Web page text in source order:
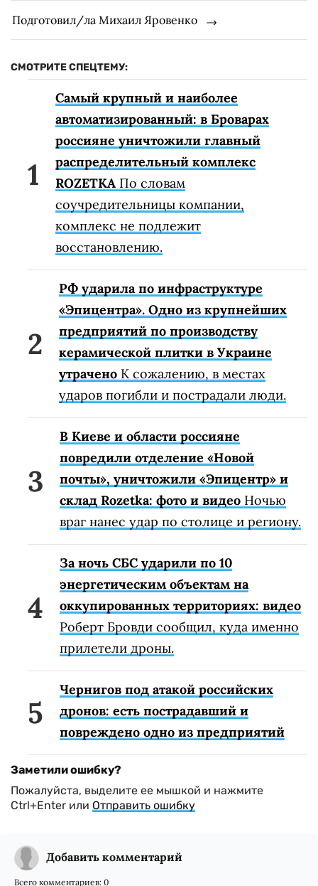
Подготовил/ла Михаил Яровенко
СМОТРИТЕ СПЕЦТЕМУ:
Самый крупный и наиболее
автоматизированный: в Броварах
россияне уничтожили главный
распределительный комплекс
ROZETKA По словам
соучредительницы компании,
комплекс не подлежит
восстановлению.
РФ ударила по инфраструктуре
«Эпицентра». Одно из крупнейших
предприятий по производству
керамической плитки в Украине
утрачено К сожалению, в местах
ударов погибли и пострадали люди.
В Киеве и области россияне
повредили отделение «Новой
почты», уничтожили «Эпицентр» и
склад Rozetka: фото и видео Ночью
враг нанес удар по столице и региону.
За ночь СБС ударили по 10
энергетическим объектам на
оккупированных территориях: видео
Роберт Бровди сообщил, куда именно
прилетели дроны.
Чернигов под атакой российских
дронов: есть пострадавший и
повреждено одно из предприятий
Заметили ошибку?
Пожалуйста, выделите ее мышкой и нажмите
Ctrl+Enter или Отправить ошибку
Добавить комментарий
Всего комментариев: 0